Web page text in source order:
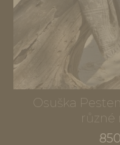
Osuška
různé